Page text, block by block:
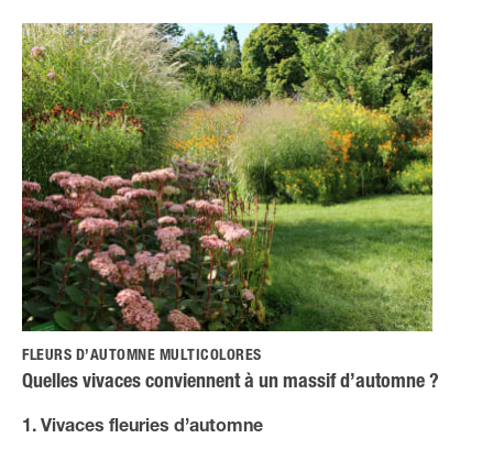
FLEURS D’AUTOMNE MULTICOLORES
Quelles vivaces conviennent à un massif d’automne ?
1. Vivaces fleuries d’automne